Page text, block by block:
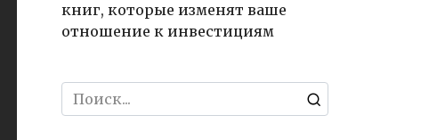
книг, которые изменят ваше
отношение к инвестициям
Search
for: